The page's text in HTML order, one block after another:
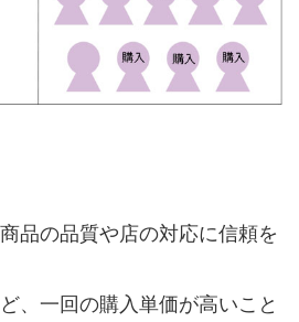
品の品質や店の対応に信頼を
、一回の購入単価が高いこと